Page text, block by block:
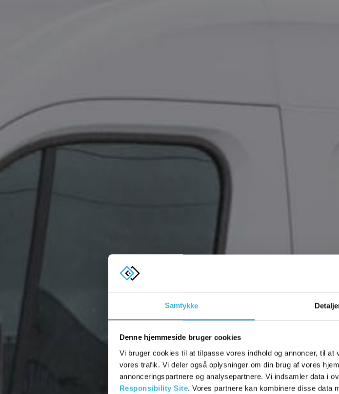
Samtykke
Denne hjemmeside bruger cookies
Vi bruger cookies til at tilpasse vores indhold og annoncer, til
vores trafik. Vi deler også oplysninger om din brug af vores
annonceringspartnere og analysepartnere. Vi indsamler data i
Responsibility Site. Vores partnere kan kombinere disse data
Få et tilbud
Vi vender tilbage hurtigst muligt.
VEL
Erhvervsbyggeri –